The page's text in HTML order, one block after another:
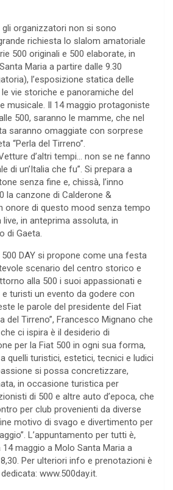
organizzatori non si sono
richiesta lo slalom amatoriale
500 originali e 500 elaborate, in
Maria a partire dalle 9.30
l’esposizione statica delle
vie storiche e panoramiche del
musicale. Il 14 maggio protagoniste
500, saranno le mamme, che nel
saranno omaggiate con sorprese
“Perla del Tirreno”.
d’altri tempi… non se ne fanno
di un’Italia che fu”. Si prepara a
senza fine e, chissà, l’inno
la canzone di Calderone &
onore di questo mood senza tempo
in anteprima assoluta, in
di Gaeta.
500 DAY si propone come una festa
scenario del centro storico e
alla 500 i suoi appassionati e
turisti un evento da godere con
le parole del presidente del Fiat
del Tirreno”, Francesco Mignano che
ci ispira è il desiderio di
per la Fiat 500 in ogni sua forma,
quelli turistici, estetici, tecnici e ludici
si possa concretizzare,
in occasione turistica per
di 500 e altre auto d’epoca, che
per club provenienti da diverse
motivo di svago e divertimento per
L’appuntamento per tutti è,
maggio a Molo Santa Maria a
Per ulteriori info e prenotazioni è
www.500day.it.